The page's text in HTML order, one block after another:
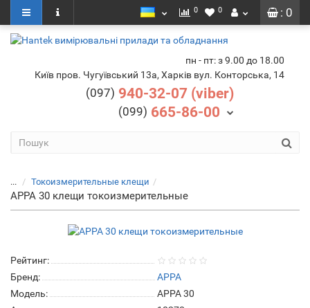
: 0
0 0
пн - пт: з 9.00 до 18.00
Київ пров. Чугуївський 13а, Харків вул. Конторська, 14
(097) 940-32-07 (viber)
(099) 665-86-00
... Токоизмерительные клещи
APPA 30 клещи токоизмерительные
Рейтинг:
Бренд:
APPA
Модель:
APPA 30